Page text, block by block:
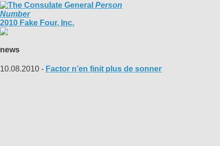
Person
Number
2010 Fake Four, Inc.
news
10.08.2010 - Factor n’en finit plus de sonner